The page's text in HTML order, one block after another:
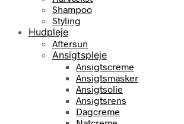
Shampoo
Styling
Hudpleje
Aftersun
Ansigtspleje
Ansigtscreme
Ansigtsmasker
Ansigtsolie
Ansigtsrens
Dagcreme